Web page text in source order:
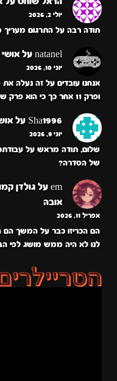
יולי 2, 2026
תודה רבה על התרגום
natanel על אושי
יוני 10, 2026
ופרק 11 אחר כך כי הוא פרק של…
Sha1996 על
יוני 9, 2026
שלום, תודה מראש על
של הסדרה?
em על
אובה
אפריל 11, 2026
הם הכריזו כבר על המשך הם
לנו לא היה ממש מושג לפי